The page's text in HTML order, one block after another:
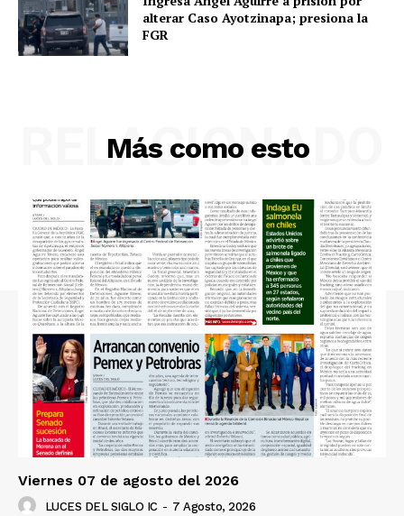
alterar Caso Ayotzinapa; presiona la
FGR
Más como esto
RELACIONADO
Viernes 07 de agosto del 2026
LUCES DEL SIGLO IC - 7 Agosto, 2026